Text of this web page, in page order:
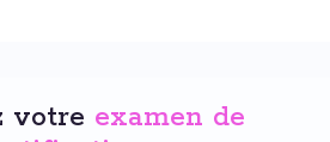
votre examen de